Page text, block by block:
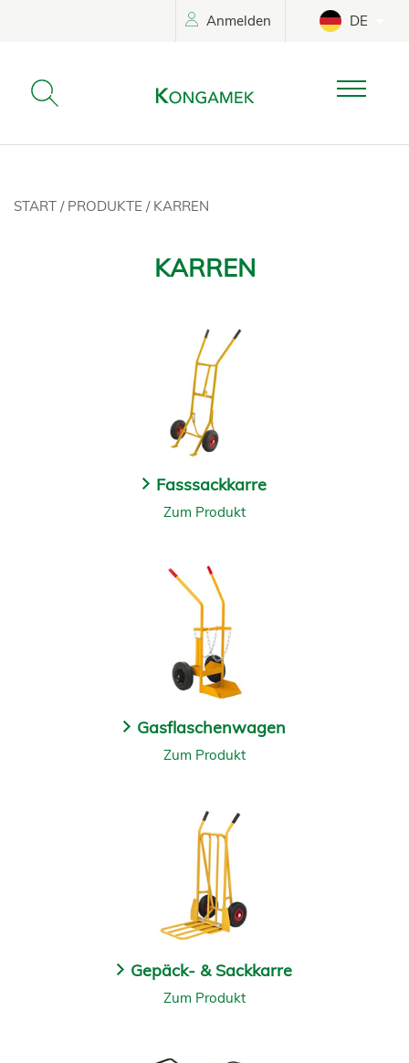
Anmelden DE
START / PRODUKTE / KARREN
KARREN
Fasssackkarre
Zum Produkt
Gasflaschenwagen
Zum Produkt
Gepäck- & Sackkarre
Zum Produkt